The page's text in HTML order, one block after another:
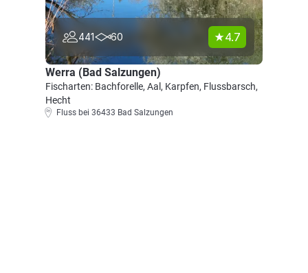
441 60 4.7
Werra (Bad Salzungen)
Fischarten: Bachforelle, Aal, Karpfen, Flussbarsch,
Hecht
Fluss bei 36433 Bad Salzungen